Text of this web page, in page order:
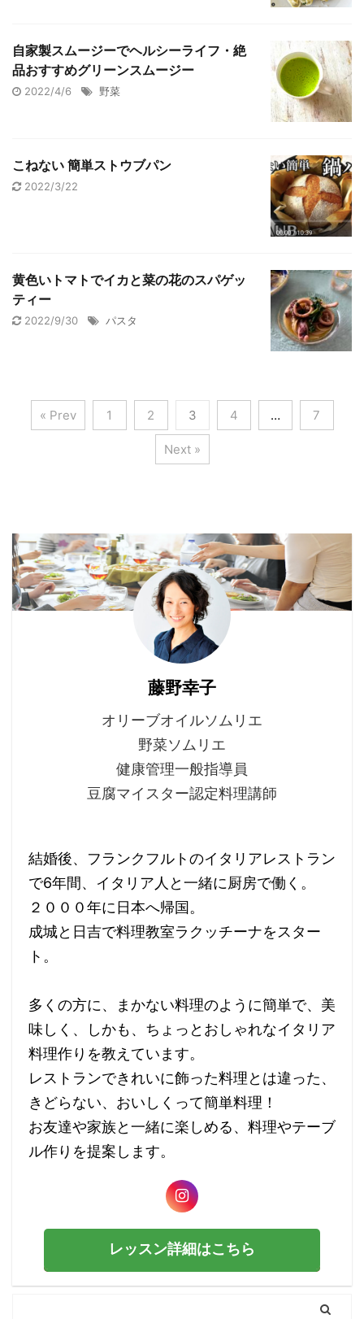
自家製スムージーでヘルシーライフ・絶
品おすすめグリーンスムージー
2022/4/6 野菜
こねない 簡単ストウブパン
2022/3/22
黄色いトマトでイカと菜の花のスパゲッ
ティー
2022/9/30 パスタ
« Prev 1 2 3 4 … 7
Next »
藤野幸子
オリーブオイルソムリエ
野菜ソムリエ
健康管理一般指導員
豆腐マイスター認定料理講師
結婚後、フランクフルトのイタリアレストラン
で6年間、イタリア人と一緒に厨房で働く。
２０００年に日本へ帰国。
成城と日吉で料理教室ラクッチーナをスター
ト。
多くの方に、まかない料理のように簡単で、美
味しく、しかも、ちょっとおしゃれなイタリア
料理作りを教えています。
レストランできれいに飾った料理とは違った、
きどらない、おいしくって簡単料理！
お友達や家族と一緒に楽しめる、料理やテーブ
ル作りを提案します。
レッスン詳細はこちら